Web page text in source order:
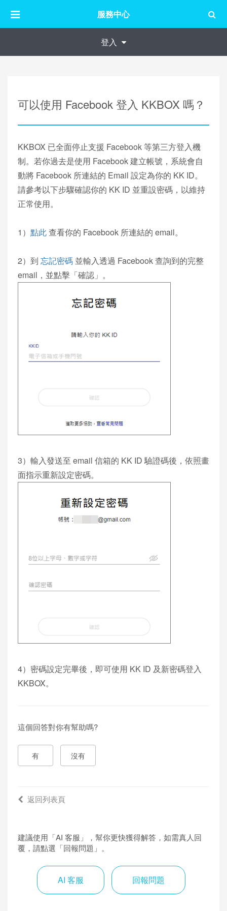
服務中心
登入
可以使用 Facebook 登入 KKBOX 嗎？
KKBOX 已全面停止支援 Facebook 等第三方登入機
制。若你過去是使用 Facebook 建立帳號，系統會自
動將 Facebook 所連結的 Email 設定為你的 KK ID。
請參考以下步驟確認你的 KK ID 並重設密碼，以維持
正常使用。
1） 點此查看你的 Facebook 所連結的 email。
2）到 忘記密碼 並輸入透過 Facebook 查詢到的完整
email，並點擊「確認」。
3）輸入發送至 email 信箱的 KK ID 驗證碼後，依照畫
面指示重新設定密碼。
4）密碼設定完畢後，即可使用 KK ID 及新密碼登入
KKBOX。
新
，
前
是
用
這個回答對你有幫助嗎?
有 沒有
返回列表頁
建議使用「AI 客服」，幫你更快獲得解答，如需真人回
覆，請點選「回報問題」。
AI 客服 回報問題